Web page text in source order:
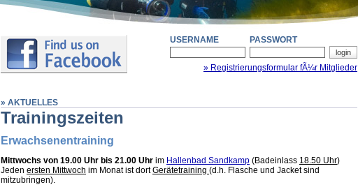
USERNAME PASSWORT
» Registrierungsformular fÃ¼r Mitglieder
» AKTUELLES
Trainingszeiten
Erwachsenentraining
Mittwochs von 19.00 Uhr bis 21.00 Uhr im Hallenbad Sandkamp (Badeinlass 18.50 Uhr)
Jeden ersten Mittwoch im Monat ist dortGerätetraining (d.h. Flasche und Jacket sind
mitzubringen).